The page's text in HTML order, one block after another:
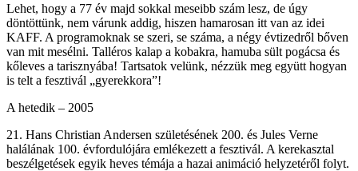
Lehet, hogy a 77 év majd sokkal meseibb szám lesz, de úgy
döntöttünk, nem várunk addig, hiszen hamarosan itt van az idei
KAFF. A programoknak se szeri, se száma, a négy évtizedről bőven
van mit mesélni. Talléros kalap a kobakra, hamuba sült pogácsa és
kőleves a tarisznyába! Tartsatok velünk, nézzük meg együtt hogyan
is telt a fesztivál „gyerekkora”!
A hetedik – 2005
21. Hans Christian Andersen születésének 200. és Jules Verne
halálának 100. évfordulójára emlékezett a fesztivál. A kerekasztal
beszélgetések egyik heves témája a hazai animáció helyzetéről folyt.